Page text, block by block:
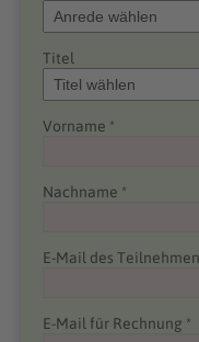
Titel
Vorname *
Nachname *
E-Mail des
E-Mail für Rechnung *